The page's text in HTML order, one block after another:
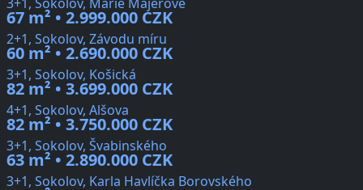
67 m² • 2.999.000 CZK
2+1, Sokolov, Závodu míru
60 m² • 2.690.000 CZK
3+1, Sokolov, Košická
82 m² • 3.699.000 CZK
4+1, Sokolov, Alšova
82 m² • 3.750.000 CZK
3+1, Sokolov, Švabinského
63 m² • 2.890.000 CZK
3+1, Sokolov, Karla Havlíčka Borovského